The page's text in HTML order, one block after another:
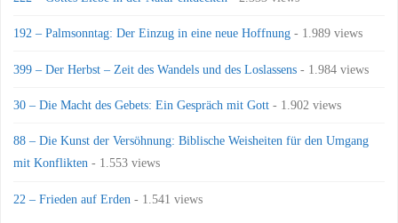
192 – Palmsonntag: Der Einzug in eine neue Hoffnung - 1.989 views
399 – Der Herbst – Zeit des Wandels und des Loslassens - 1.984 views
30 – Die Macht des Gebets: Ein Gespräch mit Gott - 1.902 views
88 – Die Kunst der Versöhnung: Biblische Weisheiten für den Umgang
mit Konflikten - 1.553 views
22 – Frieden auf Erden - 1.541 views